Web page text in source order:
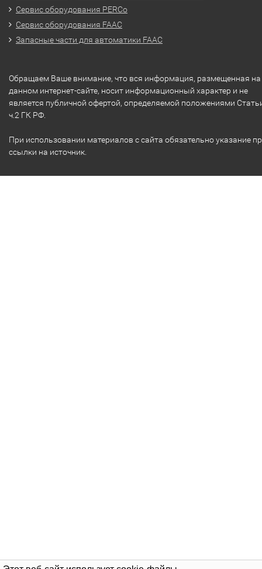
Сервис оборудования PERCo
Сервис оборудования FAAC
Запасные части для автоматики FAAC
Обращаем Ваше внимание, что вся информация, размещенная на
данном интернет-сайте, носит информационный характер и не
является публичной офертой, определяемой положениями
ч.2 ГК РФ.
При использовании материалов с сайта обязательно указание
ссылки на источник.